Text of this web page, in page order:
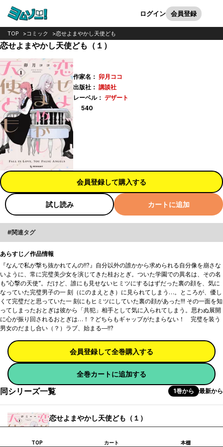
ログイン 会員登録カート
TOP コミック 恋せよまやかし天使ども
恋せよまやかし天使ども（１）
作家名： 卯月ココ
出版社： 講談社
レーベル： デザート
540
ポイント
会員登録して購入する
試し読み カートに追加
関連タグ
あらすじ／作品情報
『なんで私が撃ち抜かれてんの!!?』自分以外の誰かから求められる自分像を崩さな
いように、常に完璧美少女を演じてきた桂おとぎ。ついた学園での異名は、その名
も“心撃の天使”。だけど、誰にも見せないヒミツにするはずだった裏の顔を、気に
なっていた完璧男子の一 刻（にのまえとき）に見られてしまう…。ところが、優し
くて完璧だと思っていた一 刻にもヒミツにしていた裏の顔があった!!! その一面を知
ってしまったおとぎは彼から「共犯」相手として気に入られてしまう。思わぬ展開
に心が振り回されるおとぎは…！？どちらもギャップがたまらない！ 完璧を装う
男女のだまし合い（？）ラブ、始まる―!!?
会員登録して全巻購入する
全巻カートに追加する
同シリーズ一覧 1巻から 最新から
恋せよまやかし天使ども（１）
540
ポイント
TOP カート 本棚